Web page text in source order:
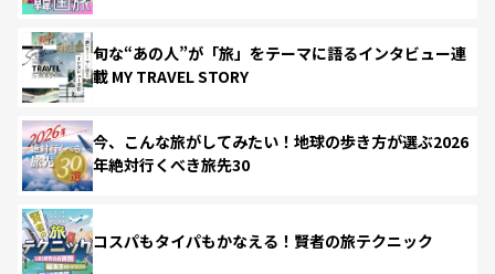
旬な“あの人”が「旅」をテーマに語るインタビュー連
載 MY TRAVEL STORY
今、こんな旅がしてみたい！地球の歩き方が選ぶ2026
年絶対行くべき旅先30
コスパもタイパもかなえる！賢者の旅テクニック